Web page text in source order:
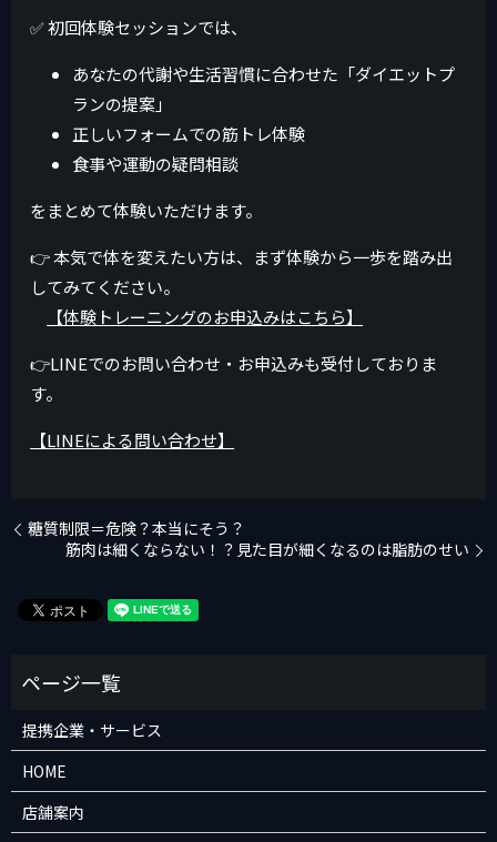
✅ 初回体験セッションでは、
あなたの代謝や生活習慣に合わせた「ダイエットプ
ランの提案」
正しいフォームでの筋トレ体験
食事や運動の疑問相談
をまとめて体験いただけます。
👉 本気で体を変えたい方は、まず体験から一歩を踏み出
してみてください。
【体験トレーニングのお申込みはこちら】
👉LINEでのお問い合わせ・お申込みも受付しておりま
す。
【LINEによる問い合わせ】
糖質制限＝危険？本当にそう？
筋肉は細くならない！？見た目が細くなるのは脂肪のせい
提携企業・サービス
HOME
店舗案内